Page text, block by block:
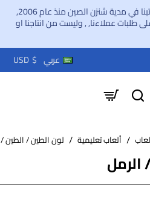
نحن شركة تجارية وسيطة تقع مكاتبنا في مدية شنزن الصين منذ عام 2006,
طلبات عملاءنا, , وليست من انتاجنا او
عربي $
USD
الرمل
ألعاب تعليمية لون الطين / الطين